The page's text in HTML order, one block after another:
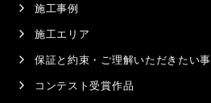
施工事例
施工エリア
保証と約束・ご理解いただきたい事
コンテスト受賞作品